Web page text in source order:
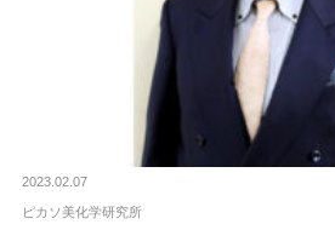
2023.02.07
ピカソ美化学研究所